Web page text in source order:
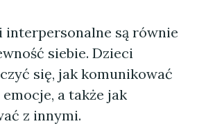
interpersonalne są równie
siebie. Dzieci
się, jak komunikować
a także jak
z innymi.